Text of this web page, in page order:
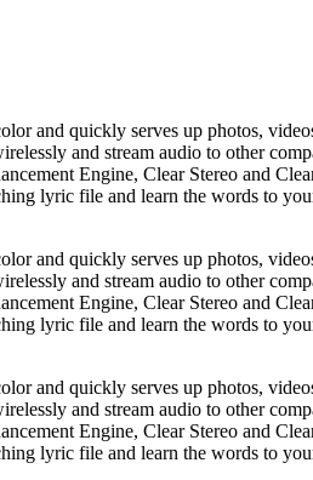
and quickly serves up photos,
and stream audio to other
Engine, Clear Stereo and
lyric file and learn the words to
and quickly serves up photos,
and stream audio to other
Engine, Clear Stereo and
lyric file and learn the words to
and quickly serves up photos,
and stream audio to other
Engine, Clear Stereo and
lyric file and learn the words to